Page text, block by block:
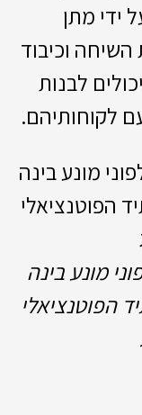
ידי מתן
וכיבוד
לבנות
לקוחותיהם.
מונע בינה
הפוטנציאלי